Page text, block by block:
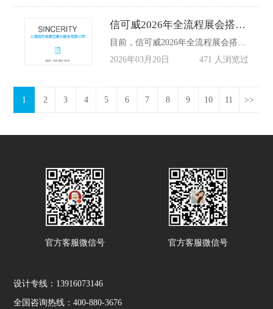
信可威2026年全流程展会搭建服务全新升级
目前，信可威2026年全流程展会搭建服务已正式接受预约，企业可通过全国免费热线400-880-3676咨询对接。
2026年03月20日
471 人浏览过
1 2 3 4 5 6 7 8 9 10 11 >>
官方客服微信号 官方客服微信号
设计专线：13916073146
全国咨询热线：400-880-3676